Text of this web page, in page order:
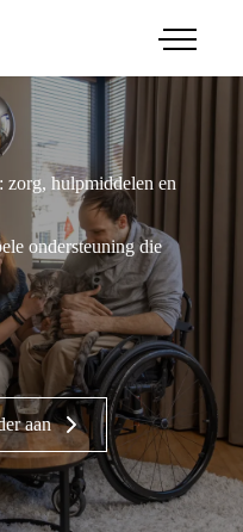
menu
: zorg, hulpmiddelen en
ondersteuning die
aan